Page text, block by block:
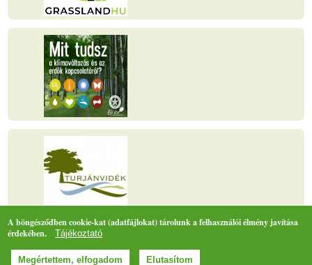
Oldaltérkép
A böngésződben cookie-kat (adatfájlokat) tárolunk a felhasználói élmény javítása
érdekében.
Tájékoztató
Megértettem, elfogadom Elutasítom